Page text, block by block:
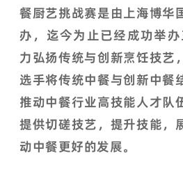
餐厨艺挑战赛是由上海博华
办，迄今为止已经成功举
力弘扬传统与创新烹饪技艺
选手将传统中餐与创新中餐
推动中餐行业高技能人才队
提供切磋技艺，提升技能，
动中餐更好的发展。